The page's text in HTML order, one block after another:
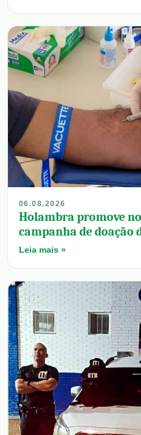
06.08.2026
Holambra promove
campanha de doação
Leia mais »